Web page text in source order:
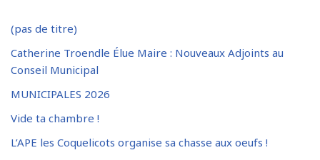
(pas de titre)
Catherine Troendle Élue Maire : Nouveaux Adjoints au
Conseil Municipal
MUNICIPALES 2026
Vide ta chambre !
L’APE les Coquelicots organise sa chasse aux oeufs !